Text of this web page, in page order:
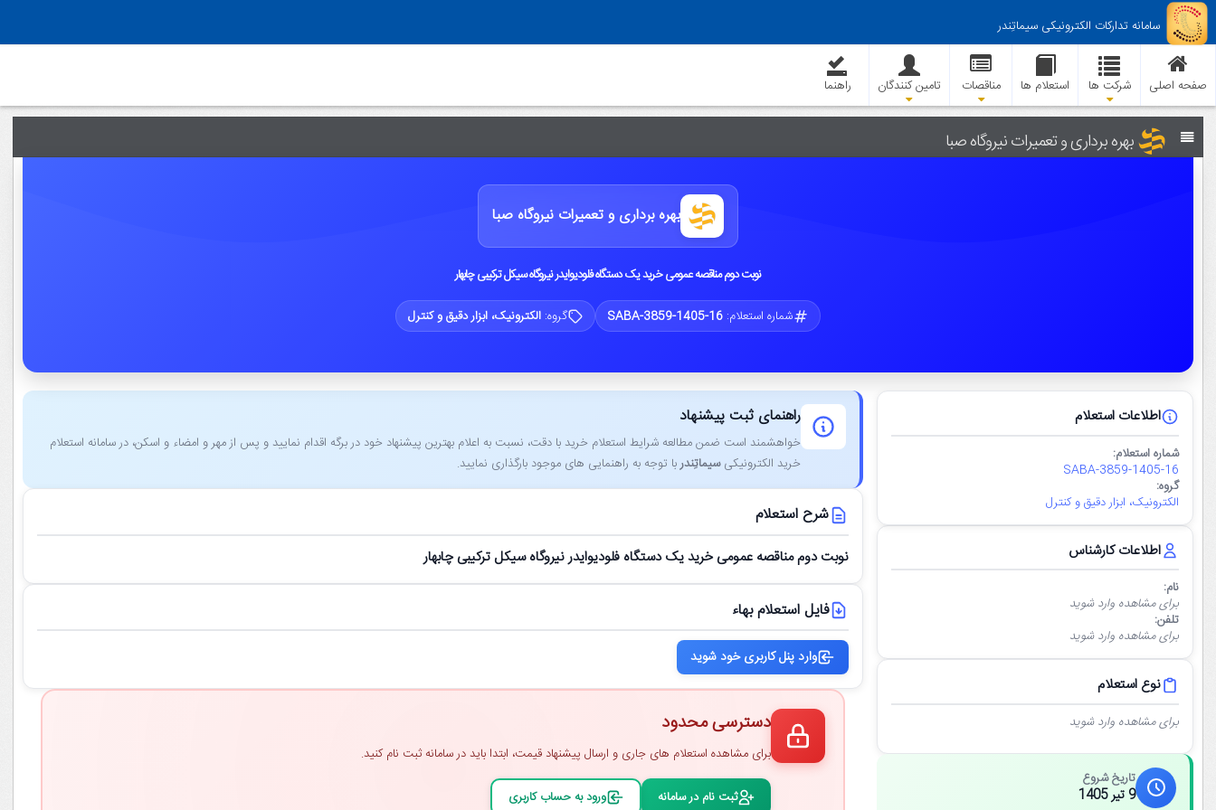
سامانه تدارکات الکترونیکی سیماتِندر
صفحه اصلی شرکت ها استعلام ها مناقصات تامین کنندگان راهنما
بهره برداری و تعمیرات نیروگاه صبا
بهره برداری و تعمیرات نیروگاه صبا
نوبت دوم مناقصه عمومی خرید یک دستگاه فلودیوایدر نیروگاه سیکل ترکیبی چابهار
شماره استعلام:SABA-3859-1405-16 گروه:الکترونیک، ابزار دقیق و کنترل
اطلاعات استعلام
شماره استعلام:
SABA-3859-1405-16
گروه:
الکترونیک، ابزار دقیق و کنترل
اطلاعات کارشناس
نام:
برای مشاهده وارد شوید
تلفن:
برای مشاهده وارد شوید
نوع استعلام
برای مشاهده وارد شوید
تاریخ شروع
9 تیر 1405
راهنمای ثبت پیشنهاد
خواهشمند است ضمن مطالعه شرایط استعلام خرید با دقت، نسبت به اعلام بهترین پیشنهاد خود در برگه اقدام نمایید و پس از مهر و امضاء و اسکن، در سامانه استعلام
خرید الکترونیکیسیماتِندربا توجه به راهنمایی ‌های موجود بارگذاری نمایید.
شرح استعلام
نوبت دوم مناقصه عمومی خرید یک دستگاه فلودیوایدر نیروگاه سیکل ترکیبی چابهار
فایل استعلام بهاء
وارد پنل کاربری خود شوید
دسترسی محدود
برای مشاهده استعلام ‌های جاری و ارسال پیشنهاد قیمت، ابتدا باید در سامانه ثبت ‌نام کنید.
ثبت ‌نام در سامانه ورود به حساب کاربری